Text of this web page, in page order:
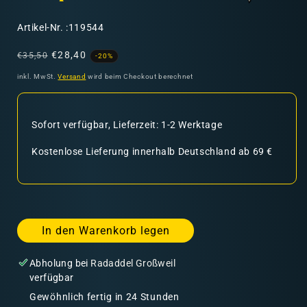
SKU:
Artikel-Nr. :119544
Normaler
Preis
€35,50 Verkaufspreis
€28,40 -20%
inkl. MwSt.Versand wird beim Checkout berechnet
Sofort verfügbar, Lieferzeit: 1-2 Werktage
Kostenlose Lieferung innerhalb Deutschland ab 69 €
In den Warenkorb legen
Abholung bei Radaddel Großweil
verfügbar
Gewöhnlich fertig in 24 Stunden